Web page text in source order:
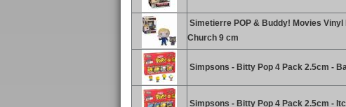
Simetierre POP & Buddy! Movies Vinyl
Church 9 cm
Simpsons - Bitty Pop 4 Pack 2.5cm -
Simpsons - Bitty Pop 4 Pack 2.5cm -